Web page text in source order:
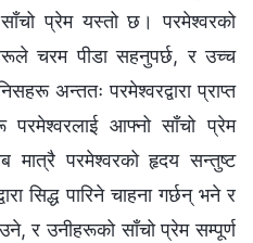
प्रेम यस्तो छ। परमेश्‍वरको
चरम पीडा सहनुपर्छ, र उच्च
अन्ततः परमेश्‍वरद्वारा प्राप्त
आफ्‍नो साँचो प्रेम
मात्रै परमेश्‍वरको हृदय सन्तुष्ट
सिद्ध पारिने चाहना गर्छन् भने र
र उनीहरूको साँचो प्रेम सम्पूर्ण